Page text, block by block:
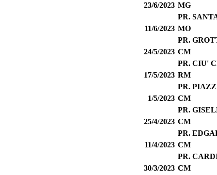
23/6/2023 MG
PR.
11/6/2023 MO
PR.
24/5/2023 CM
PR. CIU'
17/5/2023 RM
PR.
1/5/2023 CM
PR.
25/4/2023 CM
PR.
11/4/2023 CM
PR.
30/3/2023 CM